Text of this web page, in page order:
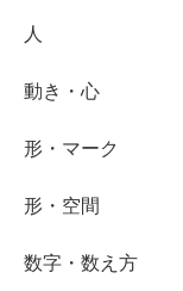
人
動き・心
形・マーク
形・空間
数字・数え方